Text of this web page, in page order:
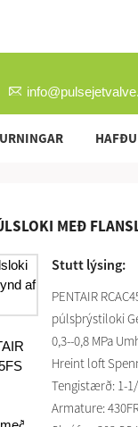
MEÐ
Stutt lýsing:
PENTAIR
púlsþrýstiloki
0,3--0,8 MPa
Hreint loft
Tengistærð: 1-
Armature: